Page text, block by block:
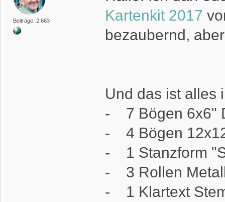
Beiträge: 2.663
Kartenkit 2017
bezaubernd,
Und das ist alles
- 7 Bögen 6x6"
- 4 Bögen
- 1 Stanzform
- 3 Rollen
- 1 Klartext